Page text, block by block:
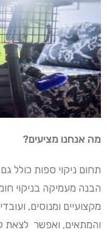
מה אנחנו מציעים?
תחום ניקוי ספות כולל גם
הבנה מעמיקה בניקוי
מקצועיים ומנוסים,
והמתאים, ואפשר לצאת